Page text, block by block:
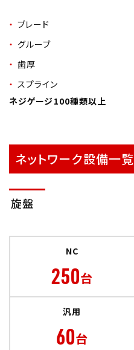
ブレード
グルーブ
歯厚
スプライン
ネジゲージ100種類以上
ネットワーク設備一覧
旋盤
NC
250台
汎用
60台